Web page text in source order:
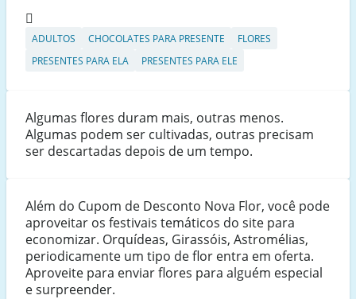
ADULTOS CHOCOLATES PARA PRESENTE
FLORES
PRESENTES PARA ELA
PRESENTES PARA ELE
Algumas flores duram mais, outras menos.
Algumas podem ser cultivadas, outras precisam
ser descartadas depois de um tempo.
Além do Cupom de Desconto Nova Flor, você pode
aproveitar os festivais temáticos do site para
economizar. Orquídeas, Girassóis, Astromélias,
periodicamente um tipo de flor entra em oferta.
Aproveite para enviar flores para alguém especial
e surpreender.